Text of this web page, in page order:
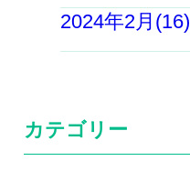
2024年2月(16)
カテゴリー